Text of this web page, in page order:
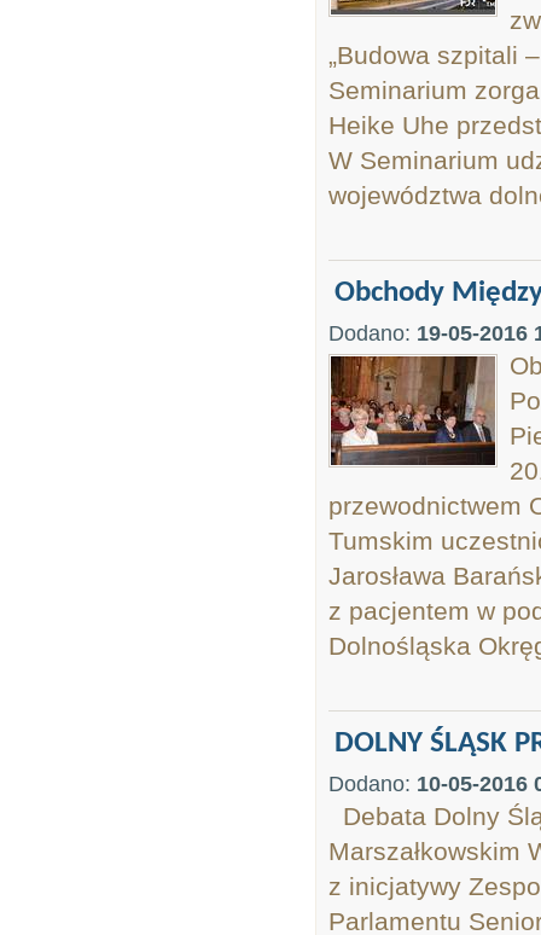
„Budowa szpitali
Seminarium
Heike Uhe
W Seminarium
województwa
Obchody
Dodano: 19-05-2016
przewodnictwem
Tumskim
Jarosława
z pacjentem w
Dolnośląska
DOLNY ŚLĄSK
Dodano: 10-05-2016
Debata Dolny
Marszałkowskim
z inicjatywy
Parlamentu